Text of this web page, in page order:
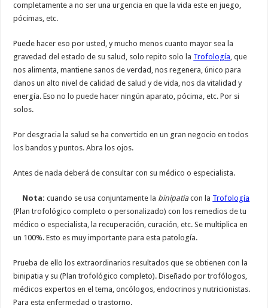
completamente a no ser una urgencia en que la vida este en juego,
pócimas, etc.
Puede hacer eso por usted, y mucho menos cuanto mayor sea la
gravedad del estado de su salud, solo repito solo la Trofología, que
nos alimenta, mantiene sanos de verdad, nos regenera, único para
danos un alto nivel de calidad de salud y de vida, nos da vitalidad y
energía. Eso no lo puede hacer ningún aparato, pócima, etc. Por si
solos.
Por desgracia la salud se ha convertido en un gran negocio en todos
los bandos y puntos. Abra los ojos.
Antes de nada deberá de consultar con su médico o especialista.
Nota:cuando se usa conjuntamente la binipatiacon la Trofología
(Plan trofológico completo o personalizado) con los remedios de tu
médico o especialista, la recuperación, curación, etc. Se multiplica en
un 100%. Esto es muy importante para esta patología.
Prueba de ello los extraordinarios resultados que se obtienen con la
binipatia y su (Plan trofológico completo). Diseñado por trofólogos,
médicos expertos en el tema, oncólogos, endocrinos y nutricionistas.
Para esta enfermedad o trastorno.